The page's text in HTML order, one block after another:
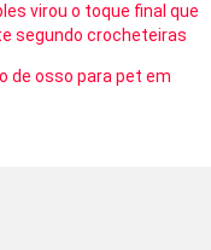
virou o toque final que
segundo crocheteiras
de osso para pet em